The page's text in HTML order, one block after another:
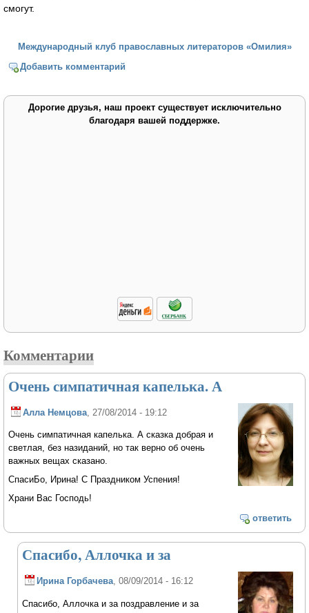
смогут.
Международный клуб православных литераторов «Омилия»
Добавить комментарий
Дорогие друзья, наш проект существует исключительно
благодаря вашей поддержке.
Комментарии
Очень симпатичная капелька. А
Алла Немцова , 27/08/2014 - 19:12
Очень симпатичная капелька. А сказка добрая и
светлая, без назиданий, но так верно об очень
важных вещах сказано.
СпасиБо, Ирина! С Праздником Успения!
Храни Вас Господь!
ответить
Спасибо, Аллочка и за
Ирина Горбачева , 08/09/2014 - 16:12
Спасибо, Аллочка и за поздравление и за